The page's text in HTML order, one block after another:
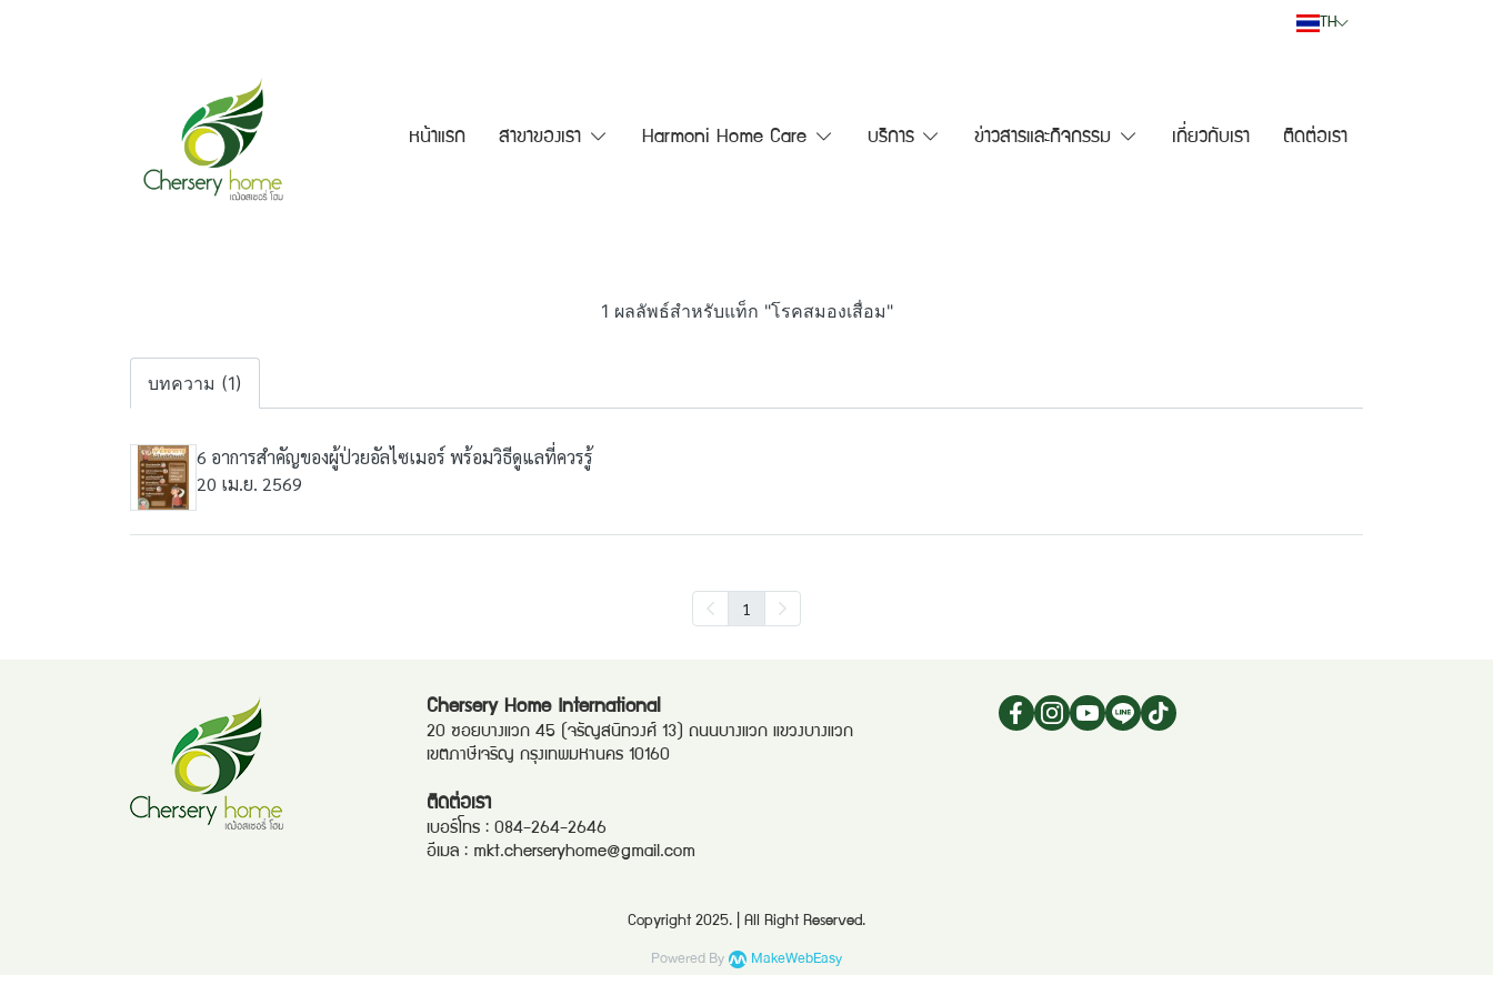
TH
หน้าแรก สาขาของเรา Harmoni Home Care บริการ ข่าวสารและกิจกรรม เกี่ยวกับเรา ติดต่อเรา
1 ผลลัพธ์สำหรับแท็ก "โรคสมองเสื่อม"
บทความ (1)
6 อาการสำคัญของผู้ป่วยอัลไซเมอร์ พร้อมวิธีดูแลที่ควรรู้
20 เม.ย. 2569
1
Chersery Home International
20 ซอยบางแวก 45 (จรัญสนิทวงศ์ 13) ถนนบางแวก แขวงบางแวก
เขตภาษีเจริญ กรุงเทพมหานคร 10160
ติดต่อเรา
เบอร์โทร : 084-264-2646
อีเมล : mkt.cherseryhome@gmail.com
Copyright 2025. | All Right Reserved.
Powered By MakeWebEasy